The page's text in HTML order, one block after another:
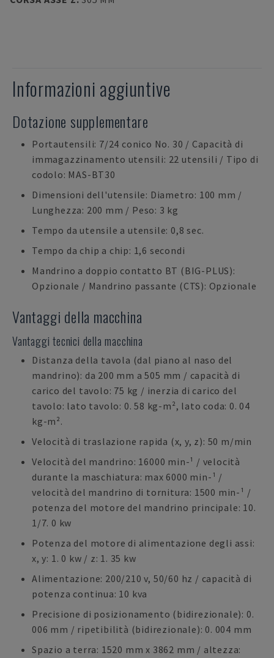
Informazioni aggiuntive
Dotazione supplementare
Portautensili: 7/24 conico No. 30 / Capacità di
immagazzinamento utensili: 22 utensili / Tipo di
codolo: MAS-BT30
Dimensioni dell'utensile: Diametro: 100 mm /
Lunghezza: 200 mm / Peso: 3 kg
Tempo da utensile a utensile: 0,8 sec.
Tempo da chip a chip: 1,6 secondi
Mandrino a doppio contatto BT (BIG-PLUS):
Opzionale / Mandrino passante (CTS): Opzionale
Vantaggi della macchina
Vantaggi tecnici della macchina
Distanza della tavola (dal piano al naso del
mandrino): da 200 mm a 505 mm / capacità di
carico del tavolo: 75 kg / inerzia di carico del
tavolo: lato tavolo: 0. 58 kg-m², lato coda: 0. 04
kg-m².
Velocità di traslazione rapida (x, y, z): 50 m/min
Velocità del mandrino: 16000 min-¹ / velocità
durante la maschiatura: max 6000 min-¹ /
velocità del mandrino di tornitura: 1500 min-¹ /
potenza del motore del mandrino principale: 10.
1/7. 0 kw
Potenza del motore di alimentazione degli assi:
x, y: 1. 0 kw / z: 1. 35 kw
Alimentazione: 200/210 v, 50/60 hz / capacità di
potenza continua: 10 kva
Precisione di posizionamento (bidirezionale): 0.
006 mm / ripetibilità (bidirezionale): 0. 004 mm
Spazio a terra: 1520 mm x 3862 mm / altezza: